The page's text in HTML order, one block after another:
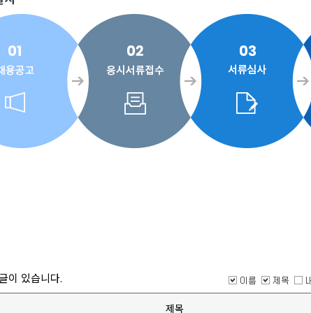
이 있습니다.
제목